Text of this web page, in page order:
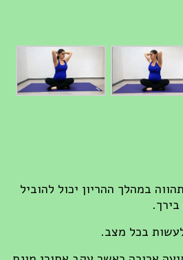
במהלך ההריון יכול להוביל
בכל מצב.